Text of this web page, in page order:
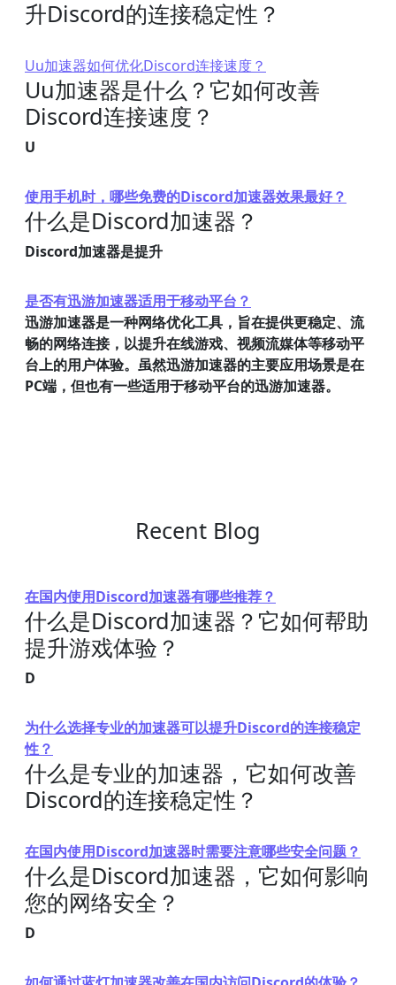
升Discord的连接稳定性？
Uu加速器如何优化Discord连接速度？
Uu加速器是什么？它如何改善
Discord连接速度？
U
使用手机时，哪些免费的Discord加速器效果最好？
什么是Discord加速器？
Discord加速器是提升
是否有迅游加速器适用于移动平台？
迅游加速器是一种网络优化工具，旨在提供更稳定、流
畅的网络连接，以提升在线游戏、视频流媒体等移动平
台上的用户体验。虽然迅游加速器的主要应用场景是在
PC端，但也有一些适用于移动平台的迅游加速器。
Recent Blog
在国内使用Discord加速器有哪些推荐？
什么是Discord加速器？它如何帮助
提升游戏体验？
D
为什么选择专业的加速器可以提升Discord的连接稳定
性？
什么是专业的加速器，它如何改善
Discord的连接稳定性？
在国内使用Discord加速器时需要注意哪些安全问题？
什么是Discord加速器，它如何影响
您的网络安全？
D